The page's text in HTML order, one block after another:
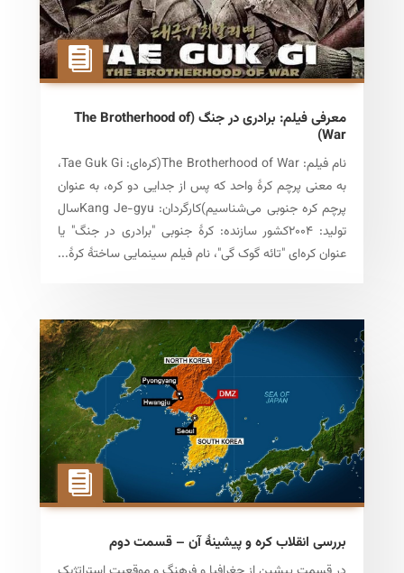
معرفی فیلم: برادری در جنگ (The Brotherhood of
War)
نام فیلم: The Brotherhood of War(کره‌ای: Tae Guk Gi،
به معنی پرچم کرهٔ واحد که پس از جدایی دو کره، به عنوان
پرچم کره جنوبی می‌شناسیم)کارگردان: Kang Je-gyuسال
تولید: ۲۰۰۴کشور سازنده: کرهٔ جنوبی "برادری در جنگ" یا
عنوان کره‌ای "تائه گوک گی"، نام فیلم سینمایی ساختهٔ کرهٔ...
بررسی انقلاب کره و پیشینهٔ آن – قسمت دوم